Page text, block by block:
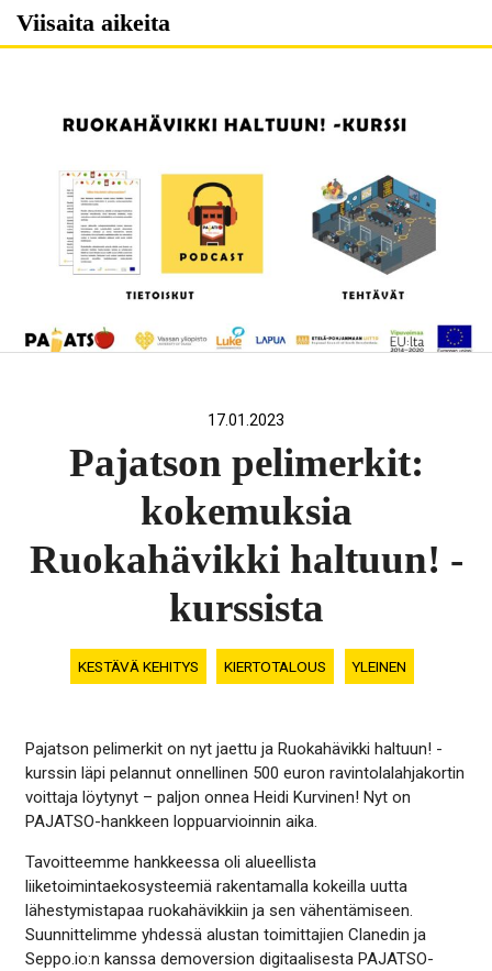
Skip
Viisaita aikeita
17.01.2023
Pajatson pelimerkit:
kokemuksia
Ruokahävikki haltuun! -
kurssista
KESTÄVÄ KEHITYS KIERTOTALOUS YLEINEN
Pajatson pelimerkit on nyt jaettu ja Ruokahävikki haltuun! -
kurssin läpi pelannut onnellinen 500 euron ravintolalahjakortin
voittaja löytynyt – paljon onnea Heidi Kurvinen! Nyt on
PAJATSO-hankkeen loppuarvioinnin aika.
Tavoitteemme hankkeessa oli alueellista
liiketoimintaekosysteemiä rakentamalla kokeilla uutta
lähestymistapaa ruokahävikkiin ja sen vähentämiseen.
Suunnittelimme yhdessä alustan toimittajien Clanedin ja
Seppo.io:n kanssa demoversion digitaalisesta PAJATSO-